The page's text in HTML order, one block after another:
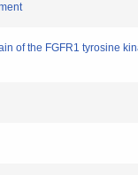
of the FGFR1 tyrosine